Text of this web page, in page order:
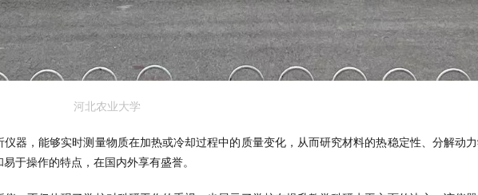
河北农业大学
器，能够实时测量物质在加热或冷却过程中的质量变化，从而研究材料的热稳定性、分解动
于操作的特点，在国内外享有盛誉。